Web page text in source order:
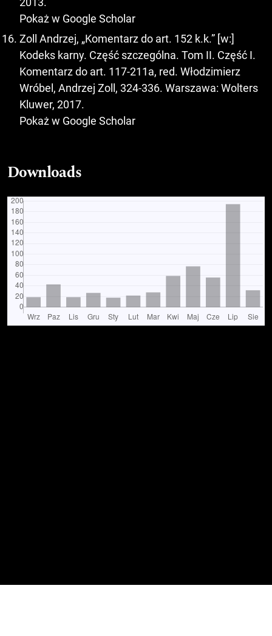
Pokaż w Google Scholar
Zoll Andrzej, „Komentarz do art. 152 k.k.” [w:]
Kodeks karny. Część szczególna. Tom II. Część I.
Komentarz do art. 117-211a, red. Włodzimierz
Wróbel, Andrzej Zoll, 324-336. Warszawa: Wolters
Kluwer, 2017.
Pokaż w Google Scholar
Downloads